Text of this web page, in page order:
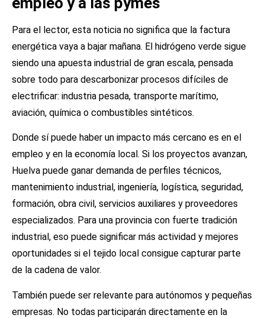
Para el lector, esta noticia no significa que la factura
energética vaya a bajar mañana. El hidrógeno verde sigue
siendo una apuesta industrial de gran escala, pensada
sobre todo para descarbonizar procesos difíciles de
electrificar: industria pesada, transporte marítimo,
aviación, química o combustibles sintéticos.
Donde sí puede haber un impacto más cercano es en el
empleo y en la economía local. Si los proyectos avanzan,
Huelva puede ganar demanda de perfiles técnicos,
mantenimiento industrial, ingeniería, logística, seguridad,
formación, obra civil, servicios auxiliares y proveedores
especializados. Para una provincia con fuerte tradición
industrial, eso puede significar más actividad y mejores
oportunidades si el tejido local consigue capturar parte
de la cadena de valor.
También puede ser relevante para autónomos y pequeñas
empresas. No todas participarán directamente en la